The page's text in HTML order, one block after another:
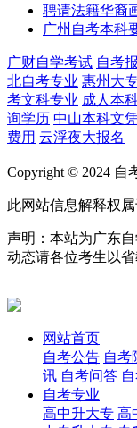
聘请法籍华裔
广州自考本科
广财自学考试 自考
北自考专业 惠州大
考文科专业 成人本
询学历 中山本科文
费用 云浮夜大报名
Copyright © 2024 自
此网站信息解释权
声明：本站为广东
动态请各位考生以
网站首页
自考公告 自考
讯 自考问答
自考专业
高中升大专 高